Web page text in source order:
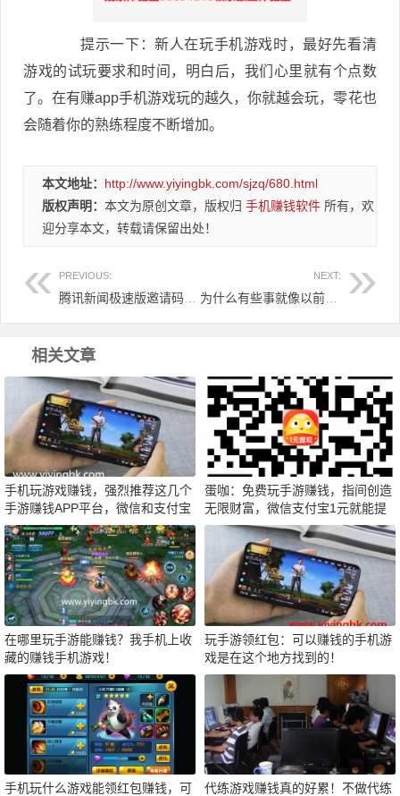
提示一下：新人在玩手机游戏时，最好先看清
游戏的试玩要求和时间，明白后，我们心里就有个点数
了。在有赚app手机游戏玩的越久，你就越会玩，零花也
会随着你的熟练程度不断增加。
本文地址： http://www.yiyingbk.com/sjzq/680.html
版权声明： 本文为原创文章，版权归 手机赚钱软件 所有，欢
迎分享本文，转载请保留出处！
PREVIOUS: NEXT:
为什么有些事就像以前发生过一样，感觉很熟悉的场景！
相关文章
手机玩游戏赚钱，强烈推荐这几个
手游赚钱APP平台，微信和支付宝
提现
蛋咖：免费玩手游赚钱，指间创造
无限财富，微信支付宝1元就能提
现！
在哪里玩手游能赚钱？我手机上收
藏的赚钱手机游戏！
玩手游领红包：可以赚钱的手机游
戏是在这个地方找到的！
手机玩什么游戏能领红包赚钱，可
代练游戏赚钱真的好累！不做代练